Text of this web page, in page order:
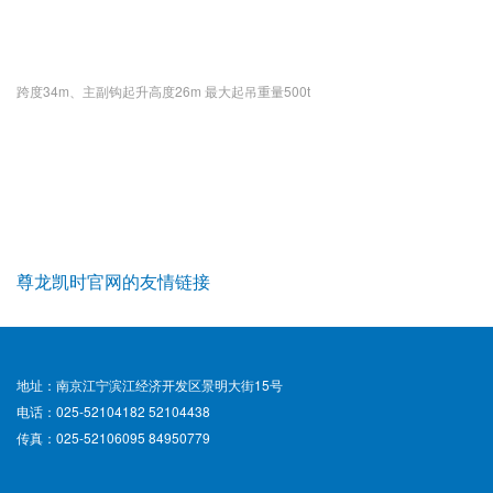
跨度34m、主副钩起升高度26m 最大起吊重量500t
尊龙凯时官网的友情链接
地址：南京江宁滨江经济开发区景明大街15号
电话：025-52104182 52104438
传真：025-52106095 84950779